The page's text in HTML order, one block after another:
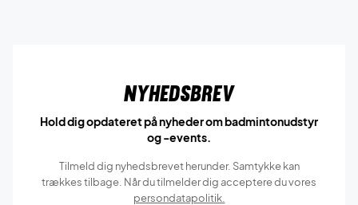
Nyhedsbrev
Hold dig opdateret på nyheder om badmintonudstyr
og -events.
Tilmeld dig nyhedsbrevet herunder. Samtykke kan
trækkes tilbage. Når du tilmelder dig acceptere du vores
persondatapolitik.